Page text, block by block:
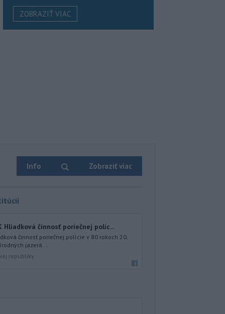
ZOBRAZIŤ VIAC
Info Zobraziť viac
Hliadková činnosť poriečnej políc...
činnosť poriečnej polície v 80 rokoch 20.
jazerá...
republiky